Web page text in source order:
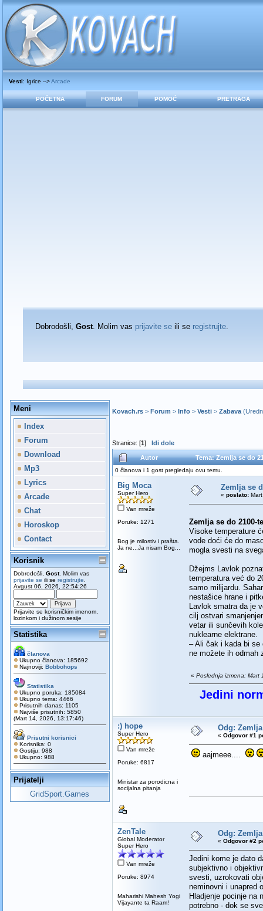
Vesti: Igrice -->Arcade
POČETNA FORUM POMOĆ PRETRAGA
Dobrodošli, Gost. Molim vas prijavite seili se registrujte.
Meni
Index
Forum
Download
Mp3
Lyrics
Arcade
Chat
Horoskop
Contact
Korisnik
Dobrodošli, Gost. Molim vas
prijavite se ili se registrujte
Avgust 06, 2026, 22:54:26
Prijavite se korisničkim imenom,
lozinkom i dužinom sesije
Statistika
članova
Ukupno članova: 185692
Najnoviji: Bobbohops
Statistika
Ukupno poruka: 185084
Ukupno tema: 4466
Prisutnih danas: 1105
Najviše prisutnih: 5850
(Mart 14, 2026, 13:17:46)
Prisutni korisnici
Korisnika: 0
Gostiju: 988
Ukupno: 988
Prijatelji
GridSport.Games
Kovach.rs> Forum > Info> Vesti> Zabava
Stranice: [1] Idi dole
Autor Tema: Zemlja se do
0 članova i 1 gost pregledaju ovu temu.
Big Moca
Super Hero
Van mreže
Poruke: 1271
Bog je milostiv i prašta.
Ja ne...Ja nisam Bog...
Zemlja se
« poslato:Mart
Zemlja se do 2100-
Visoke temperature
vode doći će do
mogla svesti na
Džejms Lavlok
temperatura već do
samo milijardu.
nestašice hrane i
Lavlok smatra da je
cilj ostvari
vetar ili sunčevih
nuklearne elektrane.
– Ali čak i kada bi se
ne možete ih odmah
« Poslednja izmena: Mart
Jedini
:) hope
Super Hero
Van mreže
Poruke: 6817
Ministar za porodicna i
socijalna pitanja
Odg:
« Odgovor #1
aajmeee....
ZenTale
Global Moderator
Super Hero
Van mreže
Poruke: 8974
Maharishi Mahesh Yogi
Vijayante ta Raam!
Odg:
« Odgovor #2
Jedini kome je dato
subjektivno i
svesti, uzrokovati
neminovni i unapred
Hladjenje pocinje na
potrebno - dok se